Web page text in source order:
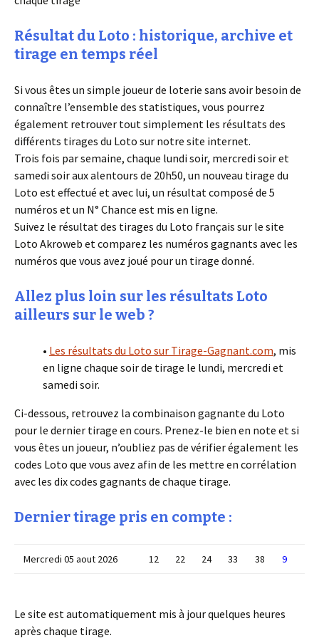
Résultat du Loto : historique, archive et
tirage en temps réel
Si vous êtes un simple joueur de loterie sans avoir besoin de
connaître l’ensemble des statistiques, vous pourrez
également retrouver tout simplement les résultats des
différents tirages du Loto sur notre site internet.
Trois fois par semaine, chaque lundi soir, mercredi soir et
samedi soir aux alentours de 20h50, un nouveau tirage du
Loto est effectué et avec lui, un résultat composé de 5
numéros et un N° Chance est mis en ligne.
Suivez le résultat des tirages du Loto français sur le site
Loto Akroweb et comparez les numéros gagnants avec les
numéros que vous avez joué pour un tirage donné.
Allez plus loin sur les résultats Loto
ailleurs sur le web ?
• Les résultats du Loto sur Tirage-Gagnant.com, mis
en ligne chaque soir de tirage le lundi, mercredi et
samedi soir.
Ci-dessous, retrouvez la combinaison gagnante du Loto
pour le dernier tirage en cours. Prenez-le bien en note et si
vous êtes un joueur, n’oubliez pas de vérifier également les
codes Loto que vous avez afin de les mettre en corrélation
avec les dix codes gagnants de chaque tirage.
Dernier tirage pris en compte :
Mercredi 05 aout 2026 12 22 24 33 38 9
Le site est automatiquement mis à jour quelques heures
après chaque tirage.